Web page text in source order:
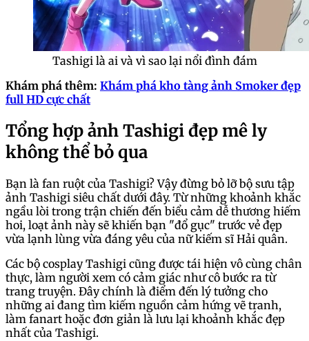
Tashigi là ai và vì sao lại nổi đình đám
Khám phá thêm: Khám phá kho tàng ảnh Smoker đẹp
full HD cực chất
Tổng hợp ảnh Tashigi đẹp mê ly
không thể bỏ qua
Bạn là fan ruột của Tashigi? Vậy đừng bỏ lỡ bộ sưu tập
ảnh Tashigi siêu chất dưới đây. Từ những khoảnh khắc
ngầu lòi trong trận chiến đến biểu cảm dễ thương hiếm
hoi, loạt ảnh này sẽ khiến bạn "đổ gục" trước vẻ đẹp
vừa lạnh lùng vừa đáng yêu của nữ kiếm sĩ Hải quân.
Các bộ cosplay Tashigi cũng được tái hiện vô cùng chân
thực, làm người xem có cảm giác như cô bước ra từ
trang truyện. Đây chính là điểm đến lý tưởng cho
những ai đang tìm kiếm nguồn cảm hứng vẽ tranh,
làm fanart hoặc đơn giản là lưu lại khoảnh khắc đẹp
nhất của Tashigi.